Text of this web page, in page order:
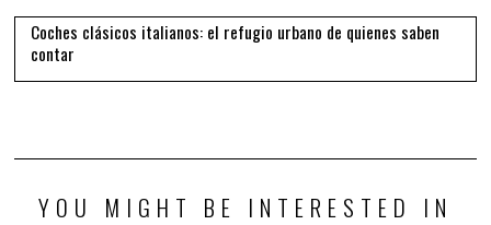
Coches clásicos italianos: el refugio urbano de quienes saben
contar
YOU MIGHT BE INTERESTED IN